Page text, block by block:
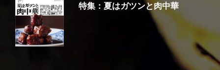
特集：夏はガツンと肉中華